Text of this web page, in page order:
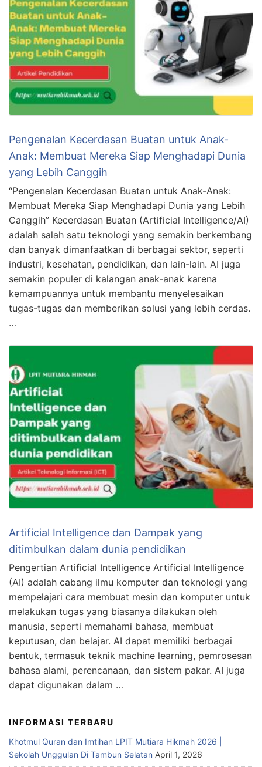
Pengenalan Kecerdasan Buatan untuk Anak-
Anak: Membuat Mereka Siap Menghadapi Dunia
yang Lebih Canggih
“Pengenalan Kecerdasan Buatan untuk Anak-Anak:
Membuat Mereka Siap Menghadapi Dunia yang Lebih
Canggih” Kecerdasan Buatan (Artificial Intelligence/AI)
adalah salah satu teknologi yang semakin berkembang
dan banyak dimanfaatkan di berbagai sektor, seperti
industri, kesehatan, pendidikan, dan lain-lain. AI juga
semakin populer di kalangan anak-anak karena
kemampuannya untuk membantu menyelesaikan
tugas-tugas dan memberikan solusi yang lebih cerdas.
…
Artificial Intelligence dan Dampak yang
ditimbulkan dalam dunia pendidikan
Pengertian Artificial Intelligence Artificial Intelligence
(AI) adalah cabang ilmu komputer dan teknologi yang
mempelajari cara membuat mesin dan komputer untuk
melakukan tugas yang biasanya dilakukan oleh
manusia, seperti memahami bahasa, membuat
keputusan, dan belajar. AI dapat memiliki berbagai
bentuk, termasuk teknik machine learning, pemrosesan
bahasa alami, perencanaan, dan sistem pakar. AI juga
dapat digunakan dalam …
INFORMASI TERBARU
Khotmul Quran dan Imtihan LPIT Mutiara Hikmah 2026 |
Sekolah Unggulan Di Tambun Selatan April 1, 2026